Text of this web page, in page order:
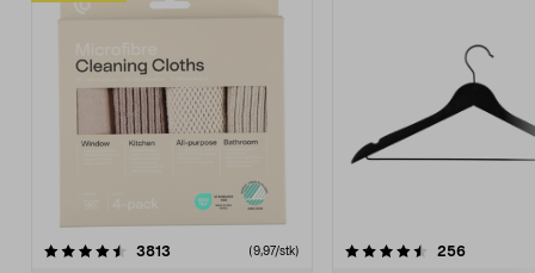
3813 anmeldelser(9,97/stk)
4.5av 5 stjerner 256
4.5av 5 stjerner